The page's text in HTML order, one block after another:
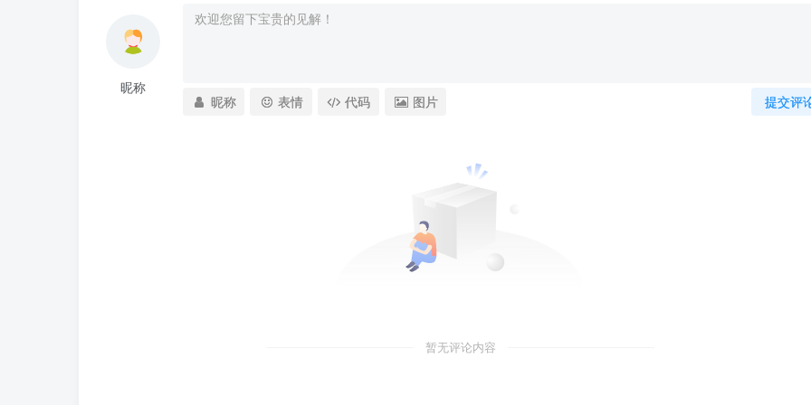
昵称
提交评
昵称 表情 代码 图片
暂无评论内容